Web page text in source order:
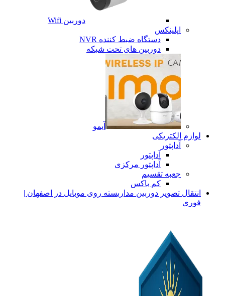
دوربین Wifi
اپلینکس
دستگاه ضبط کننده NVR
دوربین های تحت شبکه
آیمو
لوازم الکتریکی
آداپتور
آداپتور
آداپتور مرکزی
جعبه تقسیم
کم باکس
انتقال تصویر دوربین مداربسته روی موبایل در اصفهان |
فوری